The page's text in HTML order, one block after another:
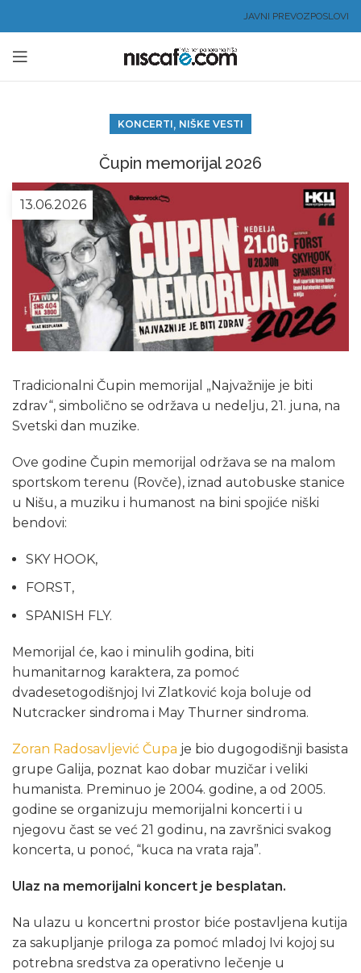
JAVNI PREVOZPOSLOVI
KONCERTI, NIŠKE VESTI
Čupin memorijal 2026
13.06.2026
Tradicionalni Čupin memorijal „Najvažnije je biti
zdrav“, simbolično se održava u nedelju, 21. juna, na
Svetski dan muzike.
Ove godine Čupin memorijal održava se na malom
sportskom terenu (Rovče), iznad autobuske stanice
u Nišu, a muziku i humanost na bini spojiće niški
bendovi:
SKY HOOK,
FORST,
SPANISH FLY.
Memorijal će, kao i minulih godina, biti
humanitarnog karaktera, za pomoć
dvadesetogodišnjoj Ivi Zlatković koja boluje od
Nutcracker sindroma i May Thurner sindroma.
Zoran Radosavljević Čupa je bio dugogodišnji basista
grupe Galija, poznat kao dobar muzičar i veliki
humanista. Preminuo je 2004. godine, a od 2005.
godine se organizuju memorijalni koncerti i u
njegovu čast se već 21 godinu, na završnici svakog
koncerta, u ponoć, “kuca na vrata raja”.
Ulaz na memorijalni koncert je besplatan.
Na ulazu u koncertni prostor biće postavljena kutija
za sakupljanje priloga za pomoć mladoj Ivi kojoj su
potrebna sredstva za operativno lečenje u